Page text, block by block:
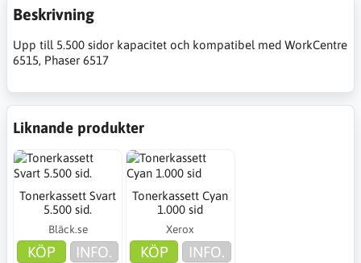
Beskrivning
Upp till 5.500 sidor kapacitet och kompatibel med WorkCentre
6515, Phaser 6517
Liknande produkter
Tonerkassett Svart
5.500 sid.
Bläck.se
KÖP
INFO.
Tonerkassett Cyan
1.000 sid
Xerox
KÖP
INFO.